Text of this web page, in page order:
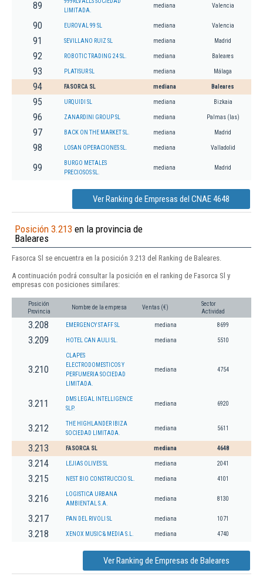
89
LIMITADA.
mediana Valencia
90 EUROVAL 99 SL mediana Valencia
91 SEVILLANO RUIZ SL mediana Madrid
92 ROBOTIC TRADING 24 SL. mediana Baleares
93 PLATISUR SL mediana Málaga
94 FASORCA SL mediana Baleares
95 URQUIDI SL mediana Bizkaia
96 ZANARDINI GROUP SL mediana Palmas (las)
97 BACK ON THE MARKET SL. mediana Madrid
98 LOSAN OPERACIONES SL. mediana Valladolid
99
BURGO METALES
PRECIOSOS SL.
mediana Madrid
Ver Ranking de Empresas del CNAE 4648
Posición 3.213 en la provincia de
Baleares
Fasorca Sl se encuentra en la posición 3.213 del Ranking de Baleares.
A continuación podrá consultar la posición en el ranking de Fasorca Sl y
empresas con posiciones similares:
Posición
Provincia
Nombre de la empresa Ventas (€)
Sector
Actividad
3.208 EMERGENCY STAFF SL mediana 8699
3.209 HOTEL CAN AULI SL. mediana 5510
3.210
CLAPES
ELECTRODOMESTICOS Y
PERFUMERIA SOCIEDAD
LIMITADA.
mediana 4754
3.211
DMS LEGAL INTELLIGENCE
SLP.
mediana 6920
3.212
THE HIGHLANDER IBIZA
SOCIEDAD LIMITADA.
mediana 5611
3.213 FASORCA SL mediana 4648
3.214 LEJIAS OLIVES SL mediana 2041
3.215 NEST BIO CONSTRUCCIO SL. mediana 4101
3.216
LOGISTICA URBANA
AMBIENTAL S.A.
mediana 8130
3.217 PAN DEL RIVOLI SL mediana 1071
3.218 XENOX MUSIC & MEDIA S.L. mediana 4740
Ver Ranking de Empresas de Baleares